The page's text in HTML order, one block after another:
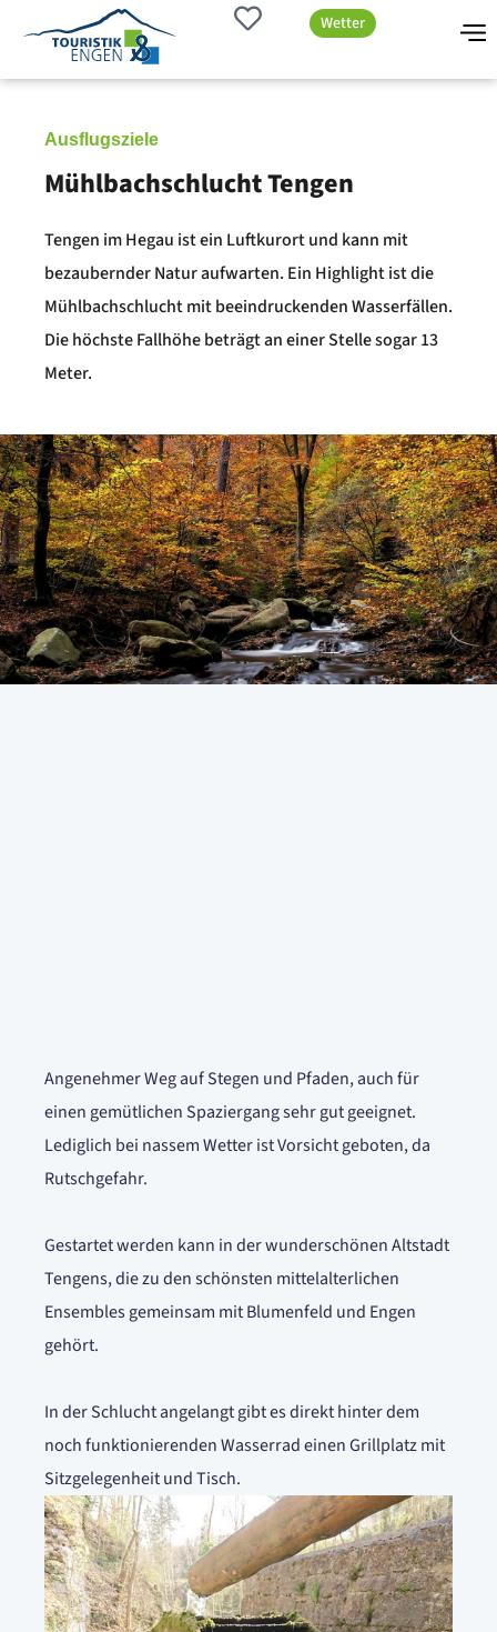
Wetter
Ausflugsziele
Mühlbachschlucht Tengen
Tengen im Hegau ist ein Luftkurort und kann mit
bezaubernder Natur aufwarten. Ein Highlight ist die
Mühlbachschlucht mit beeindruckenden Wasserfällen.
Die höchste Fallhöhe beträgt an einer Stelle sogar 13
Meter.
Angenehmer Weg auf Stegen und Pfaden, auch für
einen gemütlichen Spaziergang sehr gut geeignet.
Lediglich bei nassem Wetter ist Vorsicht geboten, da
Rutschgefahr.
Gestartet werden kann in der wunderschönen Altstadt
Tengens, die zu den schönsten mittelalterlichen
Ensembles gemeinsam mit Blumenfeld und Engen
gehört.
In der Schlucht angelangt gibt es direkt hinter dem
noch funktionierenden Wasserrad einen Grillplatz mit
Sitzgelegenheit und Tisch.